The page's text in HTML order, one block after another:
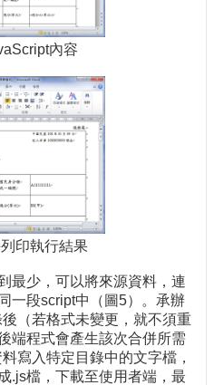
內容
印執行結果
最少，可以將來源資料，連
一段script中（圖5）。承辦
（若格式未變更，就不須重
端程式會產生該次合併所需
寫入特定目錄中的文字檔，
.js檔，下載至使用者端，最